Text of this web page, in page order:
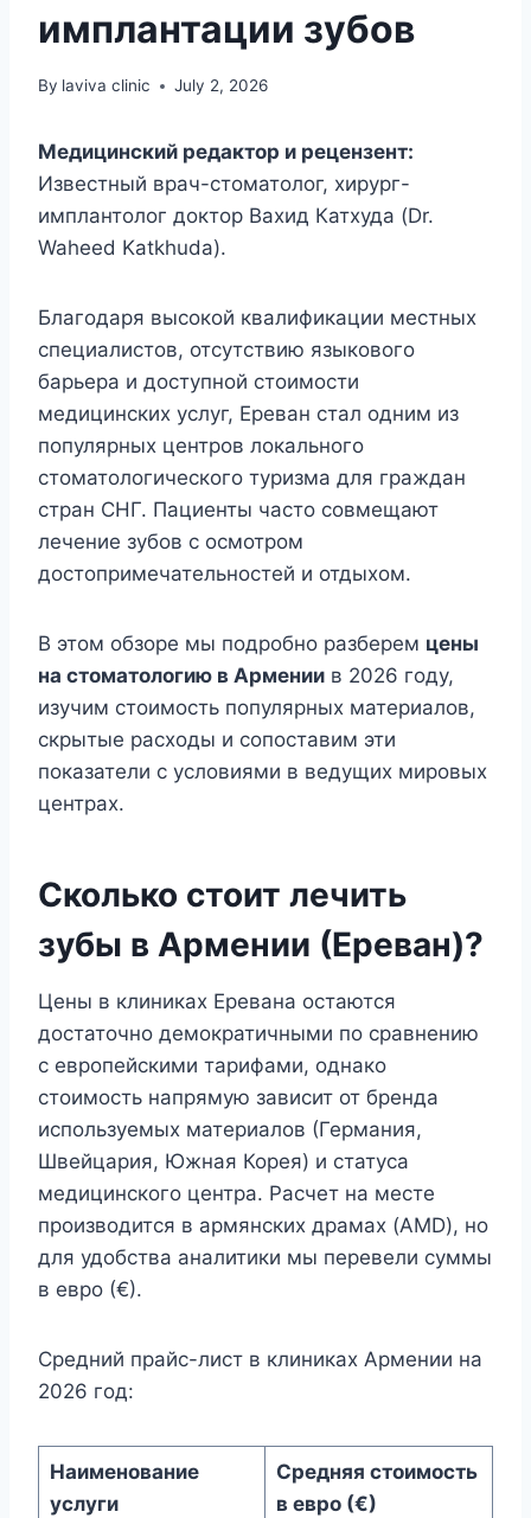
имплантации зубов
By laviva clinic July 2, 2026
Медицинский редактор и рецензент:
Известный врач-стоматолог, хирург-
имплантолог доктор Вахид Катхуда (Dr.
Waheed Katkhuda).
Благодаря высокой квалификации местных
специалистов, отсутствию языкового
барьера и доступной стоимости
медицинских услуг, Ереван стал одним из
популярных центров локального
стоматологического туризма для граждан
стран СНГ. Пациенты часто совмещают
лечение зубов с осмотром
достопримечательностей и отдыхом.
В этом обзоре мы подробно разберем цены
на стоматологию в Армении в 2026 году,
изучим стоимость популярных материалов,
скрытые расходы и сопоставим эти
показатели с условиями в ведущих мировых
центрах.
Сколько стоит лечить
зубы в Армении (Ереван)?
Цены в клиниках Еревана остаются
достаточно демократичными по сравнению
с европейскими тарифами, однако
стоимость напрямую зависит от бренда
используемых материалов (Германия,
Швейцария, Южная Корея) и статуса
медицинского центра. Расчет на месте
производится в армянских драмах (AMD), но
для удобства аналитики мы перевели суммы
в евро (€).
Средний прайс-лист в клиниках Армении на
2026 год:
Наименование
услуги
Средняя стоимость
в евро (€)